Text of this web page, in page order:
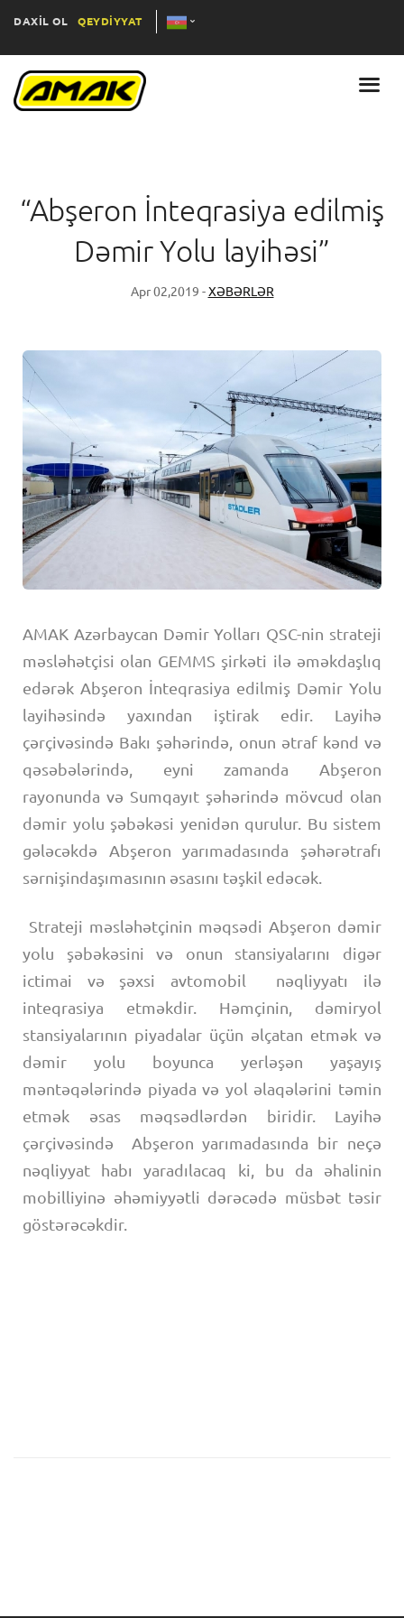
DAXİL OL QEYDİYYAT
“Abşeron İnteqrasiya edilmiş
Dəmir Yolu layihəsi”
Apr 02,2019 -XƏBƏRLƏR
AMAK Azərbaycan Dəmir Yolları QSC-nin strateji
məsləhətçisi olan GEMMS şirkəti ilə əməkdaşlıq
edərək Abşeron İnteqrasiya edilmiş Dəmir Yolu
layihəsində yaxından iştirak edir. Layihə
çərçivəsində Bakı şəhərində, onun ətraf kənd və
qəsəbələrində, eyni zamanda Abşeron
rayonunda və Sumqayıt şəhərində mövcud olan
dəmir yolu şəbəkəsi yenidən qurulur. Bu sistem
gələcəkdə Abşeron yarımadasında şəhərətrafı
sərnişindaşımasının əsasını təşkil edəcək.
Strateji məsləhətçinin məqsədi Abşeron dəmir
yolu şəbəkəsini və onun stansiyalarını digər
ictimai və şəxsi avtomobil nəqliyyatı ilə
inteqrasiya etməkdir. Həmçinin, dəmiryol
stansiyalarının piyadalar üçün əlçatan etmək və
dəmir yolu boyunca yerləşən yaşayış
məntəqələrində piyada və yol əlaqələrini təmin
etmək əsas məqsədlərdən biridir. Layihə
çərçivəsində Abşeron yarımadasında bir neçə
nəqliyyat habı yaradılacaq ki, bu da əhalinin
mobilliyinə əhəmiyyətli dərəcədə müsbət təsir
göstərəcəkdir.